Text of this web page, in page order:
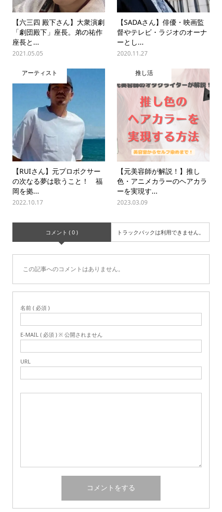
【六三四 殿下さん】大衆演劇
「劇団殿下」座長。弟の祐作
座長と...
2021.05.05
【SADAさん】俳優・映画監
督やテレビ・ラジオのオーナ
ーとし...
2020.11.27
アーティスト
【RUIさん】元プロボクサー
の次なる夢は歌うこと！ 福
岡を拠...
2022.10.17
推し活
【元美容師が解説！】推し
色・アニメカラーのヘアカラ
ーを実現す...
2023.03.09
コメント ( 0 ) トラックバックは利用できません。
この記事へのコメントはありません。
名前 ( 必須 )
E-MAIL ( 必須 ) ※ 公開されません
URL